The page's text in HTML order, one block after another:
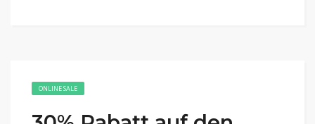
ONLINE SALE